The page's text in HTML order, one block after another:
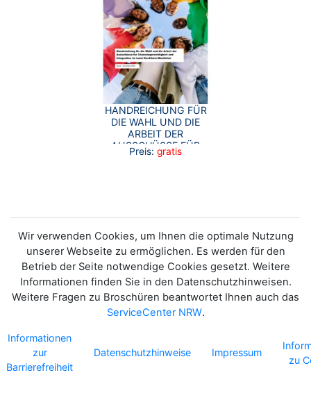
HANDREICHUNG FÜR
DIE WAHL UND DIE
ARBEIT DER
AUSSCHÜSSE FÜR
CHANCENGERECHTIGKEIT
Preis: gratis
Wir verwenden Cookies, um Ihnen die optimale Nutzung
unserer Webseite zu ermöglichen. Es werden für den
Betrieb der Seite notwendige Cookies gesetzt. Weitere
Informationen finden Sie in den Datenschutzhinweisen.
Weitere Fragen zu Broschüren beantwortet Ihnen auch das
ServiceCenter NRW.
Informationen
zur
Barrierefreiheit
Datenschutzhinweise Impressum
zu